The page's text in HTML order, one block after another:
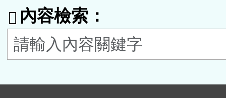
功
能
按
鈕
內容檢索：